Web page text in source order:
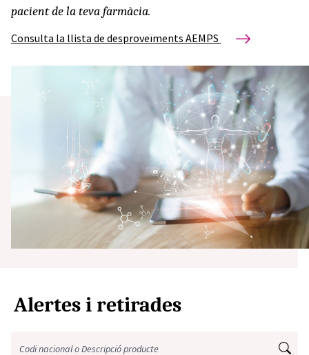
pacient de la teva farmàcia.
Consulta la llista de desproveïments AEMPS
Alertes i retirades